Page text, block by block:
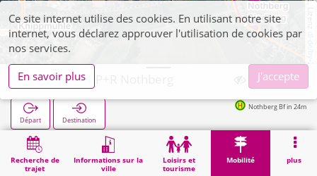
dl-de/by-2-0
Recherche de
trajet
Informations sur la
ville
Loisirs et
tourisme
Mobilité plus
Eschweiler, P+R Nothberg
Départ Destination
Nothberg Bf in 24m
Démarrage Eschweiler, P+R Nothberg
Ce site internet utilise des cookies. En utilisant notre site
internet, vous déclarez approuver l'utilisation de cookies par
nos services.
En savoir plus
J'accepte